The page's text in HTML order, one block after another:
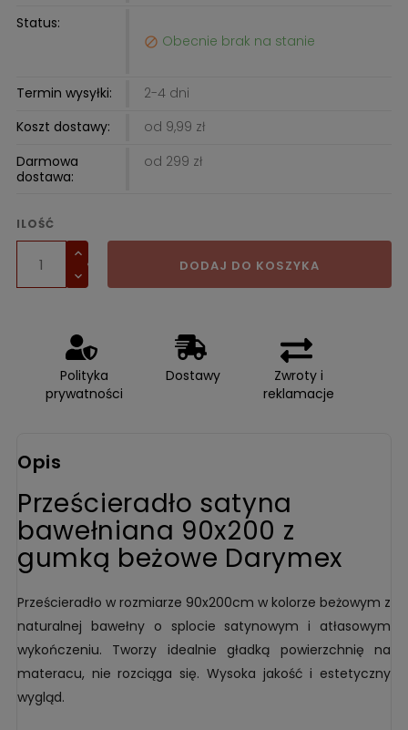
Status:
 Obecnie brak na stanie
Termin wysyłki:
2-4 dni
Koszt dostawy:
od 9,99 zł
Darmowa
dostawa:
od 299 zł
ILOŚĆ
DODAJ DO KOSZYKA
Polityka
prywatności
Dostawy
Zwroty i
reklamacje
Opis
Prześcieradło satyna
bawełniana 90x200 z
gumką beżowe Darymex
Prześcieradło w rozmiarze 90x200cm w kolorze beżowym z
naturalnej bawełny o splocie satynowym i atłasowym
wykończeniu. Tworzy idealnie gładką powierzchnię na
materacu, nie rozciąga się. Wysoka jakość i estetyczny
wygląd.